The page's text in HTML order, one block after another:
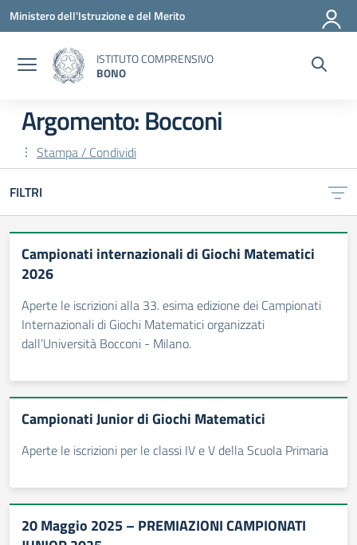
Vai ai contenuti
Vai al menu di navigazione
Vai al footer
Ministero dell'Istruzione e del Merito
ISTITUTO COMPRENSIVO
BONO
Argomento: Bocconi
Stampa / Condividi
FILTRI
Campionati internazionali di Giochi Matematici
2026
Aperte le iscrizioni alla 33. esima edizione dei Campionati
Internazionali di Giochi Matematici organizzati
dall’Università Bocconi - Milano.
Campionati Junior di Giochi Matematici
Aperte le iscrizioni per le classi IV e V della Scuola Primaria
20 Maggio 2025 – PREMIAZIONI CAMPIONATI